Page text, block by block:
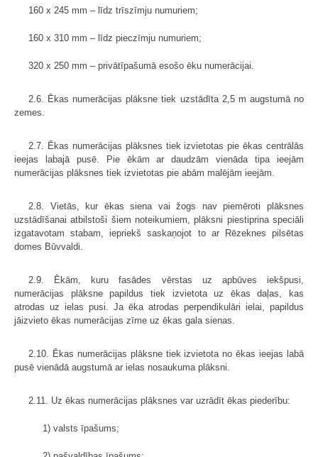
160 x 245 mm – līdz trīszīmju numuriem;
160 x 310 mm – līdz pieczīmju numuriem;
320 x 250 mm – privātīpašumā esošo ēku numerācijai.
2.6. Ēkas numerācijas plāksne tiek uzstādīta 2,5 m augstumā no
zemes.
2.7. Ēkas numerācijas plāksnes tiek izvietotas pie ēkas centrālās
ieejas labajā pusē. Pie ēkām ar daudzām vienāda tipa ieejām
numerācijas plāksnes tiek izvietotas pie abām malējām ieejām.
2.8. Vietās, kur ēkas siena vai žogs nav piemēroti plāksnes
uzstādīšanai atbilstoši šiem noteikumiem, plāksni piestiprina speciāli
izgatavotam stabam, iepriekš saskaņojot to ar Rēzeknes pilsētas
domes Būvvaldi.
2.9. Ēkām, kuru fasādes vērstas uz apbūves iekšpusi,
numerācijas plāksne papildus tiek izvietota uz ēkas daļas, kas
atrodas uz ielas pusi. Ja ēka atrodas perpendikulāri ielai, papildus
jāizvieto ēkas numerācijas zīme uz ēkas gala sienas.
2.10. Ēkas numerācijas plāksne tiek izvietota no ēkas ieejas labā
pusē vienādā augstumā ar ielas nosaukuma plāksni.
2.11. Uz ēkas numerācijas plāksnes var uzrādīt ēkas piederību:
1) valsts īpašums;